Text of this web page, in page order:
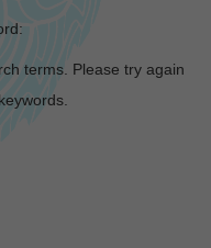
terms. Please try again